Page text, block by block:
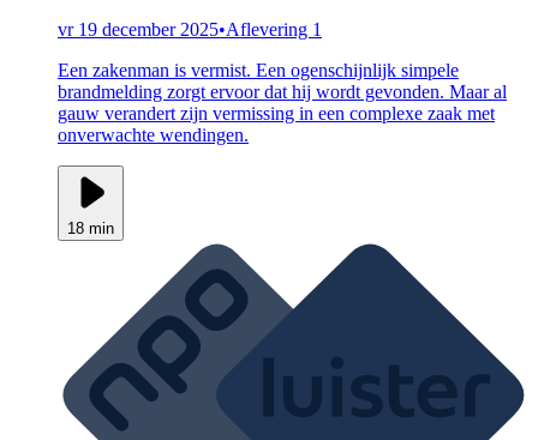
vr 19 december 2025•Aflevering 1
Een zakenman is vermist. Een ogenschijnlijk simpele
brandmelding zorgt ervoor dat hij wordt gevonden. Maar al
gauw verandert zijn vermissing in een complexe zaak met
onverwachte wendingen.
18 min